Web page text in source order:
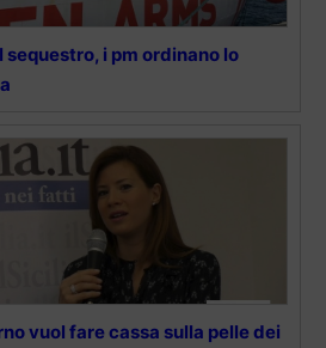
sequestro, i pm ordinano lo
vuol fare cassa sulla pelle dei